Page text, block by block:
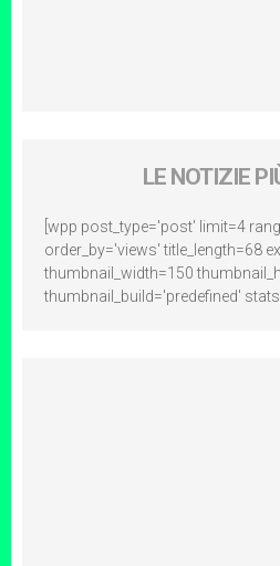
LE NOTIZIE
[wpp post_type='post' limit=4
order_by='views' title_length=68
thumbnail_width=150
thumbnail_build='predefined'